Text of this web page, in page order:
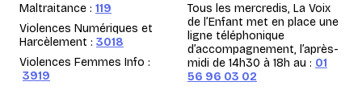
Maltraitance : 119
Violences Numériques et
Harcèlement : 3018
Violences Femmes Info :
3919
Tous les mercredis, La Voix
de l’Enfant met en place une
ligne téléphonique
d’accompagnement, l’après-
midi de 14h30 à 18h au : 01
56 96 03 02